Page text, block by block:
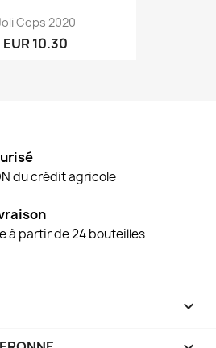
Ceps 2020
EUR 10.30
du crédit agricole
à partir de 24 bouteilles
